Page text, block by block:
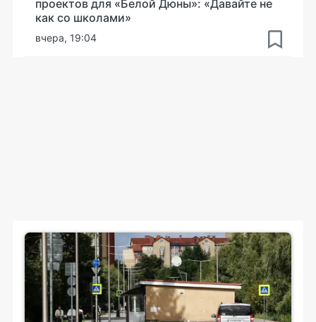
проектов для «Белой Дюны»: «Давайте не
как со школами»
вчера, 19:04